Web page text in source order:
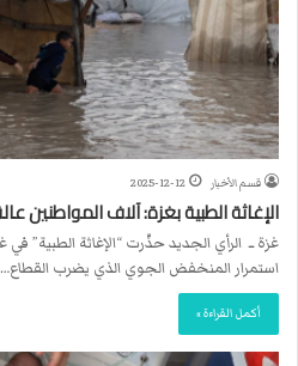
قسم الأخبار 2025-12-12
الإغاثة الطبية بغزة: آلاف المواطنين
غزة ــ الرأي الجديد حذّرت “الإغاثة الطبية”
استمرار المنخفض الجوي الذي يضرب القطاع…
أكمل القراءة »